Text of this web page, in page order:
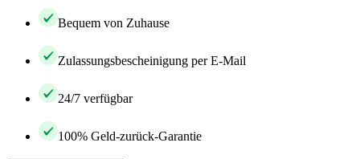
Bequem von Zuhause
Zulassungsbescheinigung per E-Mail
24/7 verfügbar
100% Geld-zurück-Garantie